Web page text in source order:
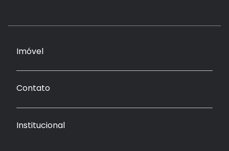
Imóvel
Contato
Institucional